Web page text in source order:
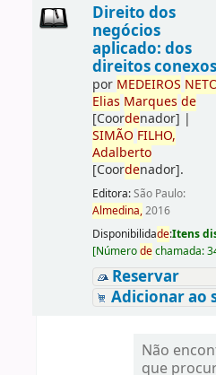
Direito dos
negócios
aplicado: dos
direitos
por MEDEIROS
Elias Marques de
[Coordenador] |
SIMÃO FILHO,
Adalberto
[Coordenador].
Editora:São Paulo:
Almedina,2016
Disponibilidade:Itens
[Númerodechamada:
Reservar
Adicionar ao
Não
que